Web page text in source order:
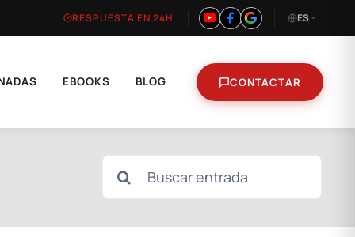
RESPUESTA EN 24H ES
EBOOKS BLOG CONTACTAR
Buscar: